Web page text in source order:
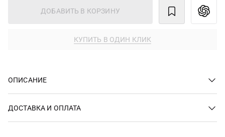
ДОБАВИТЬ В КОРЗИНУ
КУПИТЬ В ОДИН КЛИК
ОПИСАНИЕ
ДОСТАВКА И ОПЛАТА